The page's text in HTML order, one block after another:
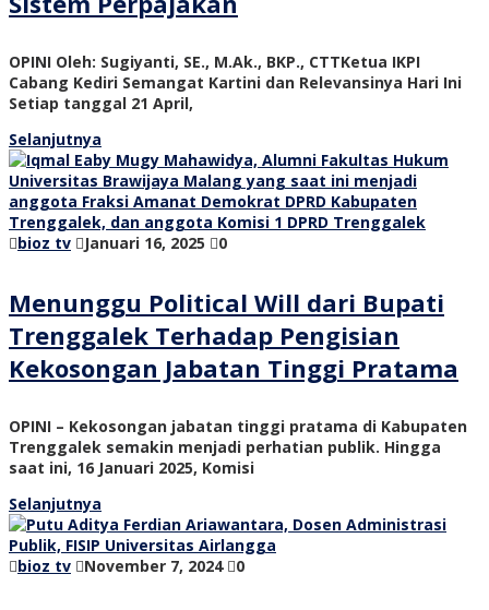
OPINI Oleh: Sugiyanti, SE., M.Ak., BKP., CTTKetua IKPI
Cabang Kediri Semangat Kartini dan Relevansinya Hari Ini
Setiap tanggal 21 April,
Selanjutnya
bioz tv Januari 16, 2025 0
Menunggu Political Will dari Bupati
Trenggalek Terhadap Pengisian
Kekosongan Jabatan Tinggi Pratama
OPINI – Kekosongan jabatan tinggi pratama di Kabupaten
Trenggalek semakin menjadi perhatian publik. Hingga
saat ini, 16 Januari 2025, Komisi
Selanjutnya
bioz tv November 7, 2024 0